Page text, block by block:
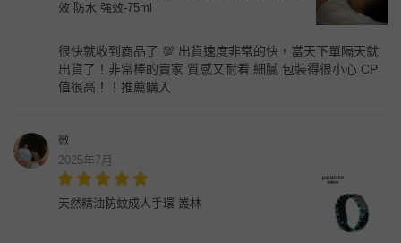
效 防水 強效-75ml
很快就收到商品了 💯 出貨速度非常的快，當天下單隔天就
出貨了！非常棒的賣家 質感又耐看,細膩 包裝得很小心 CP
值很高！！推薦購入
微
2025年7月
天然精油防蚊成人手環-叢林